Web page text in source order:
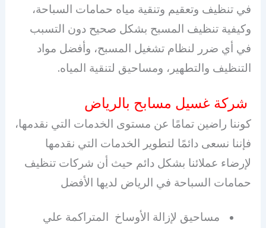
في تنظيف وتعقيم وتنقية مياه حمامات السباحة،
وكيفية تنظيف المسبح بشكل صحيح دون التسبب
في أي ضرر لنظام تشغيل المسبح، وأفضل مواد
التنظيف والتطهير، ومساحيق لتنقية المياه.
شركة غسيل مسابح بالرياض
كوننا راضين تمامًا عن مستوى الخدمات التي نقدمها،
فإننا نسعى دائمًا لتطوير الخدمات التي نقدمها
لإرضاء عملائنا بشكل دائم حيث أن شركات تنظيف
حمامات السباحة في الرياض لديها الأفضل
مساحيق لإزالة الأوساخ المتراكمة علي